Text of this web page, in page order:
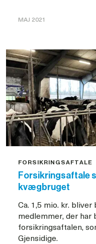
MAJ 2021
direktør
Henrik
Biilmann
forlader
VikingGenetics
FORSIKRINGSAFTALE
Forsikringsaftale
kvægbruget
Ca. 1,5 mio. kr.
medlemmer, der har
forsikringsaftalen,
Gjensidige.